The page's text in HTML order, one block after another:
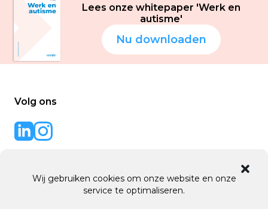
Wij gebruiken cookies om onze website en onze
service te optimaliseren.
Lees onze whitepaper 'Werk en
autisme'
Nu downloaden
Volg ons